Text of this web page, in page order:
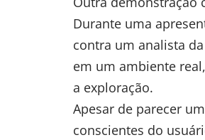
Durante uma
contra um analista da
em um ambiente
a exploração.
Apesar de parecer
conscientes do